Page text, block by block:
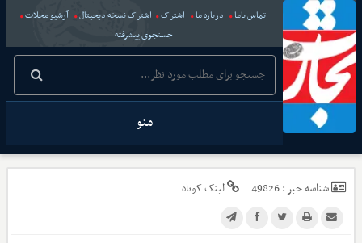
تماس باما درباره ما اشتراک اشتراک نسخه دیجیتال
آرشیو مجلات
جستجوی پیشرفته
منو
شناسه خبر :49826 لینک کوتاه